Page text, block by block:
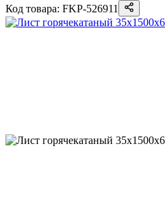
Код товара: FKP-526911